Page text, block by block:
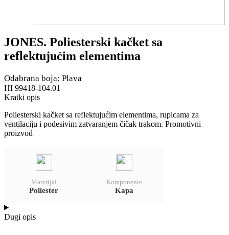
JONES. Poliesterski kačket sa
reflektujućim elementima
Odabrana boja: Plava
HI 99418-104.01
Kratki opis
Poliesterski kačket sa reflektujućim elementima, rupicama za
ventilaciju i podesivim zatvaranjem čičak trakom. Promotivni
proizvod
Materijal
Poliester
Komponente
Kapa
Dugi opis